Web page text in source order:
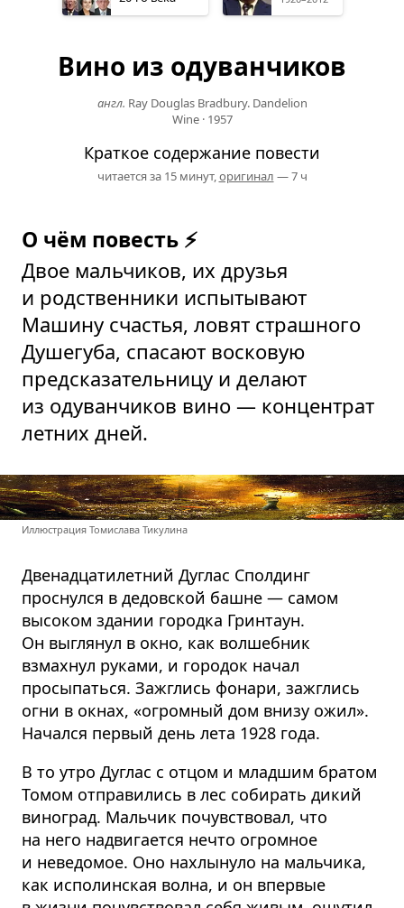
Вино из одуванчиков
англ. Ray Douglas Bradbury. Dandelion
Wine· 1957
Краткое содержание повести
читается за 15 минут, оригинал — 7 ч
О чём повесть ⚡
Двое мальчиков, их друзья
и родственники испытывают
Машину счастья, ловят страшного
Душегуба, спасают восковую
предсказательницу и делают
из одуванчиков вино — концентрат
летних дней.
Иллюстрация Томислава Тикулина
Двенадцатилетний Дуглас Сполдинг
проснулся в дедовской башне — самом
высоком здании городка Гринтаун.
Он выглянул в окно, как волшебник
взмахнул руками, и городок начал
просыпаться. Зажглись фонари, зажглись
огни в окнах, «огромный дом внизу ожил».
Начался первый день лета 1928 года.
В то утро Дуглас с отцом и младшим братом
Томом отправились в лес собирать дикий
виноград. Мальчик почувствовал, что
на него надвигается нечто огромное
и неведомое. Оно нахлынуло на мальчика,
как исполинская волна, и он впервые